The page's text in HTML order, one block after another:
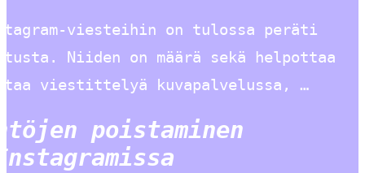
viesteihin on tulossa peräti
Niiden on määrä sekä helpottaa
viestittelyä kuvapalvelussa, …
poistaminen